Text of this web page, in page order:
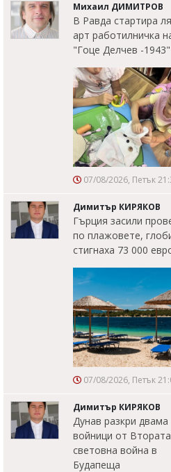
Михаил ДИМИТРОВ
В Равда стартира
арт работилничка
"Гоце Делчев -1943"
07/08/2026, Петък
Димитър КИРЯКОВ
Гърция засили
по плажовете,
стигнаха 73 000
07/08/2026, Петък
Димитър КИРЯКОВ
Дунав разкри двама
войници от Втората
световна война в
Будапеща